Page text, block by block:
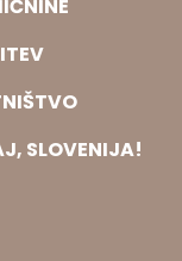
SLOVENIJA!